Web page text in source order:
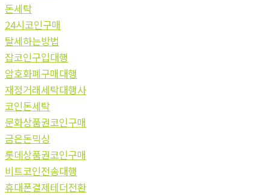
돈세탁
24시코인구매
탈세하는방법
잡코인구입대행
암호화폐구매대행
재정거래세탁대행사
코인돈세탁
문화상품권코인구매
금은돈믹싱
롯데상품권코인구매
비트코인전송대행
휴대폰결제테더전환